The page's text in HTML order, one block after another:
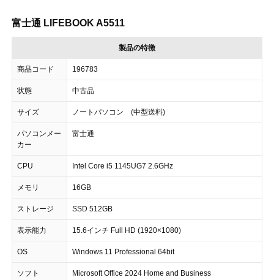
富士通 LIFEBOOK A5511
製品の特徴
商品コード 196783
状態 中古品
サイズ ノートパソコン (中型送料)
パソコンメー
カー
富士通
CPU Intel Core i5 1145UG7 2.6GHz
メモリ 16GB
ストレージ SSD 512GB
表示能力 15.6インチ Full HD (1920×1080)
OS Windows 11 Professional 64bit
ソフト
Microsoft Office 2024 Home and Business